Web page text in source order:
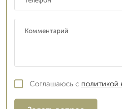
Соглашаюсь с политикой